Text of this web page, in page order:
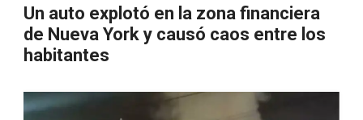
Un auto explotó en la zona financiera
de Nueva York y causó caos entre los
habitantes